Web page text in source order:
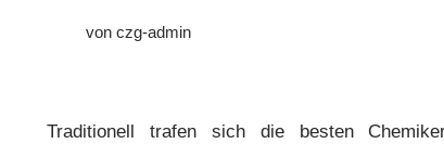
von czg-admin
Traditionell trafen sich die besten